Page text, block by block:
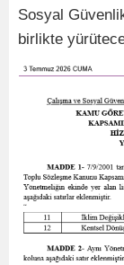
Sosyal
birlikte